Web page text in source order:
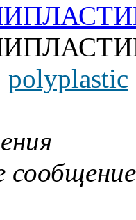
polyplastic
сообщение